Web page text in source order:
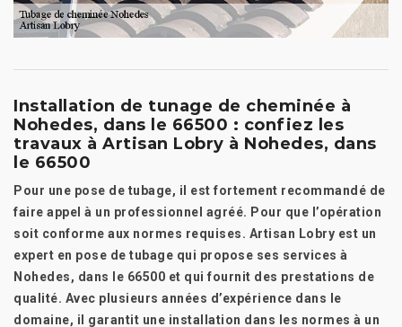
Installation de tunage de cheminée à
Nohedes, dans le 66500 : confiez les
travaux à Artisan Lobry à Nohedes, dans
le 66500
Pour une pose de tubage, il est fortement recommandé de
faire appel à un professionnel agréé. Pour que l’opération
soit conforme aux normes requises. Artisan Lobry est un
expert en pose de tubage qui propose ses services à
Nohedes, dans le 66500 et qui fournit des prestations de
qualité. Avec plusieurs années d’expérience dans le
domaine, il garantit une installation dans les normes à un